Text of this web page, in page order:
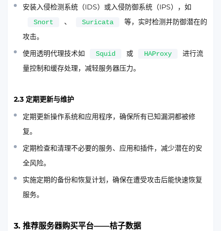
安装入侵检测系统（IDS）或入侵防御系统（IPS），如
Snort 、 Suricata
等，实时检测并防御潜在的
攻击。
使用透明代理技术如
Squid 或 HAProxy
进行流
量控制和缓存处理，减轻服务器压力。
2.3 定期更新与维护
定期更新操作系统和应用程序，确保所有已知漏洞都被修
复。
定期检查和清理不必要的服务、应用和插件，减少潜在的安
全风险。
实施定期的备份和恢复计划，确保在遭受攻击后能快速恢复
服务。
3. 推荐服务器购买平台——桔子数据